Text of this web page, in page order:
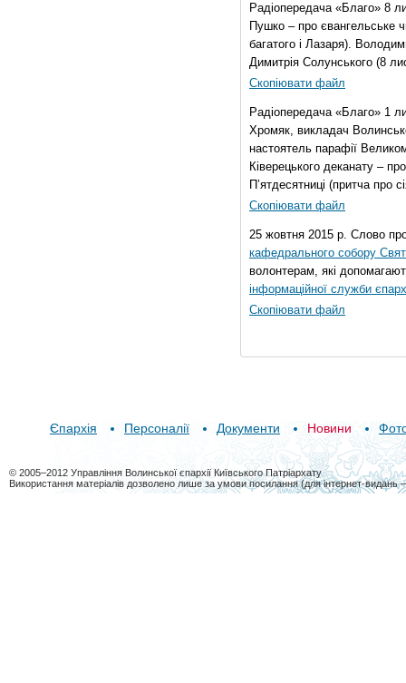
Радіопередача «Благо» 8
Пушко – про євангельське
багатого і Лазаря).
Димитрія Солунського (8
Скопіювати файл
Радіопередача «Благо» 1
Хромяк, викладач
настоятель парафії
Ківерецького деканату –
П’ятдесятниці (притча про
Скопіювати файл
25 жовтня 2015 р. Слово
кафедрального собору
волонтерам, які
інформаційної служби
Скопіювати файл
Єпархія Персоналії Документи Новини
© 2005–2012 Управління Волинської єпархії Київського Патріархату
Використання матеріалів дозволено лише за умови посилання (для інтернет-видань